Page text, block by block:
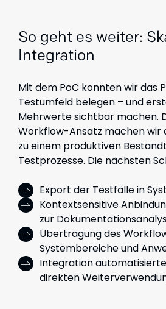
So geht es weiter:
Integration
Mit dem PoC konnten wir das
Testumfeld belegen – und
Mehrwerte sichtbar machen.
Workflow-Ansatz machen wir
zu einem produktiven
Testprozesse. Die nächsten
Export der Testfälle in
Kontextsensitive
zur
Übertragung des
Systembereiche und
Integration
direkten